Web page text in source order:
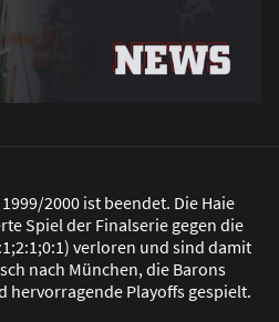
2000 ist beendet. Die Haie
Spiel der Finalserie gegen die
verloren und sind damit
nach München, die Barons
hervorragende Playoffs gespielt.